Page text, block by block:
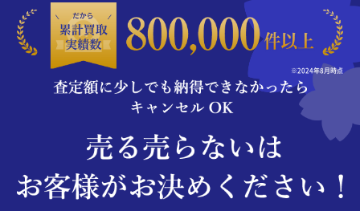
※2024年8月時点